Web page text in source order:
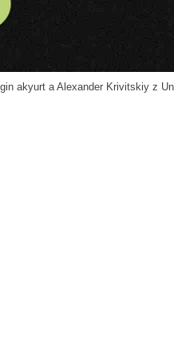
akyurt a Alexander Krivitskiy z